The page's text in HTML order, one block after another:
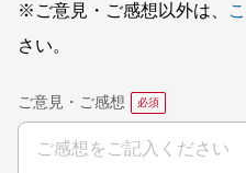
※ご意見・ご感想以外は、
さい。
ご意見・ご感想